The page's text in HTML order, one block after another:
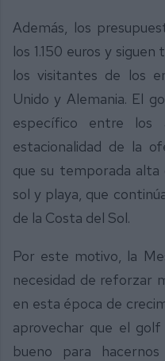
Además, los
los 1.150 euros y
los visitantes de los
Unido y Alemania. El
específico entre los
estacionalidad de la
que su temporada alta
sol y playa, que
de la Costa del Sol.
Por este motivo, la
necesidad de reforzar
en esta época de
aprovechar que el
bueno para